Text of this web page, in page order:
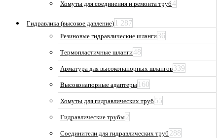
Хомуты для соединения и ремонта труб4
Гидравлика (высокое давление) 1 287
Резиновые гидравлические шланги36
Термопластичные шланги48
Арматура для высоконапорных шлангов339
Высоконапорные адаптеры 160
Хомуты для гидравлических труб 55
Гидравлические трубы2
Соединители для гидравлических труб 288